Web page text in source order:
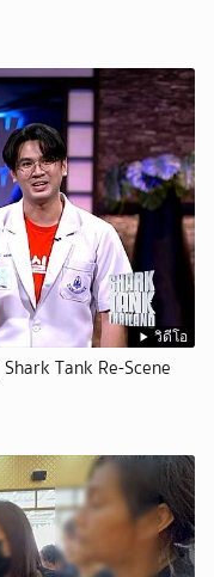
วิดีโอ
Tank Re-Scene